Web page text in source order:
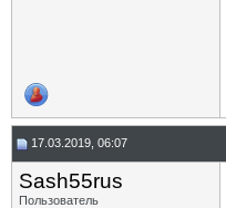
17.03.2019, 06:07
Sash55rus
Пользователь